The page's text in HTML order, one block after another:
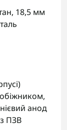
18,5 мм
анод
ПЗВ